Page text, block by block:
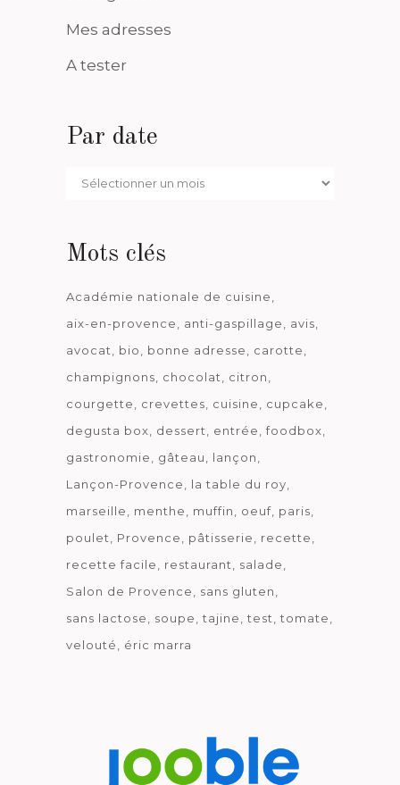
Mes adresses
A tester
Par date
Par
Mots clés
Académie nationale de cuisine
aix-en-provence
anti-gaspillage
avis
avocat
bio bonne adresse
carotte
champignons
chocolat
citron
courgette
crevettes cuisine
cupcake
degusta box
dessert entrée
foodbox
gastronomie
gâteau
lançon
Lançon-Provence
la table du roy
marseille
menthe muffin oeuf paris
poulet
Provence pâtisserie
recette
recette facile
restaurant
salade
Salon de Provence
sans gluten
sans lactose
soupe tajine test
tomate
velouté
éric marra